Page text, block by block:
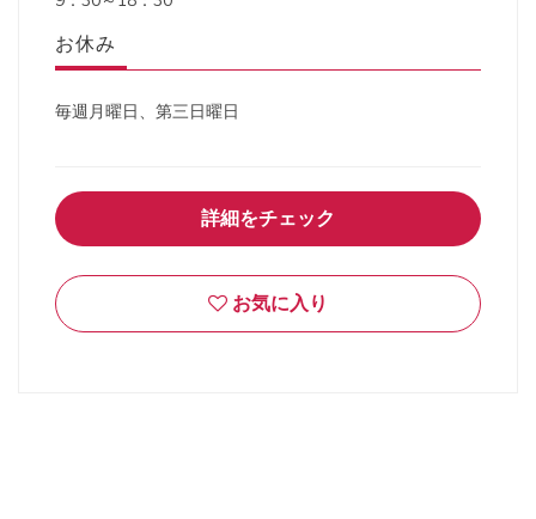
お休み
毎週月曜日、第三日曜日
詳細をチェック
お気に入り